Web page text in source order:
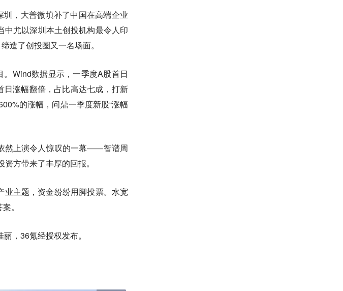
，大普微填补了中国在高端企业
尤以深圳本土创投机构最令人印
造了创投圈又一名场面。
Wind数据显示，一季度A股首日
涨幅翻倍，占比高达七成，打新
的涨幅，问鼎一季度新股“涨幅
然上演令人惊叹的一幕——智谱周
方带来了丰厚的回报。
主题，资金纷纷用脚投票。水宽
。
丽，36氪经授权发布。